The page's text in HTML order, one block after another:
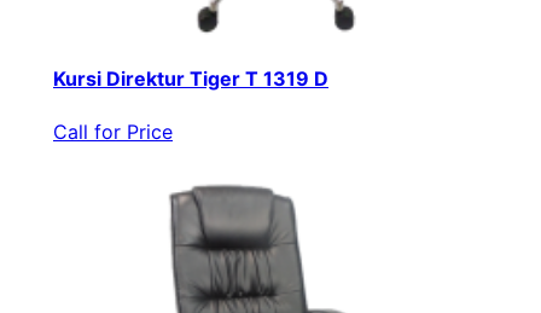
Kursi Direktur Tiger T 1319 D
Call for Price